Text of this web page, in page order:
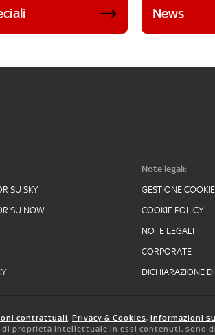
News
SU SKY
SU NOW
Note legali:
GESTIONE COOKIE
COOKIE POLICY
NOTE LEGALI
CORPORATE
DICHIARAZIONE
contrattuali, Privacy & Cookies, informazioni
proprietà intellettuale in essi contenuti, sono